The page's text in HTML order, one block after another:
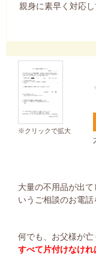
親身に素早く対応し
※クリックで拡大
大量の不用品が出
いうご相談のお電話
何でも、お父様が亡
すべて片付けなけ